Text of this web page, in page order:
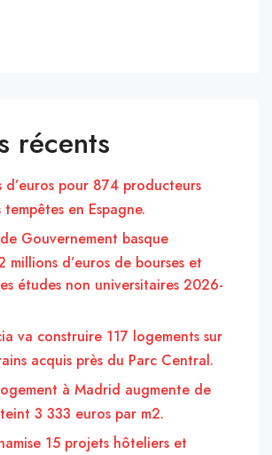
récents
d’euros pour 874 producteurs
en Espagne.
Gouvernement basque
millions d’euros de bourses et
études non universitaires 2026-
va construire 117 logements sur
acquis près du Parc Central.
à Madrid augmente de
3 333 euros par m2.
15 projets hôteliers et